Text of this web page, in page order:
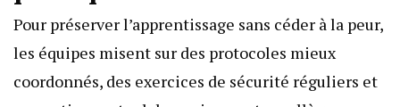
Pour préserver l’apprentissage sans céder à la peur,
les équipes misent sur des protocoles mieux
coordonnés, des exercices de sécurité réguliers et